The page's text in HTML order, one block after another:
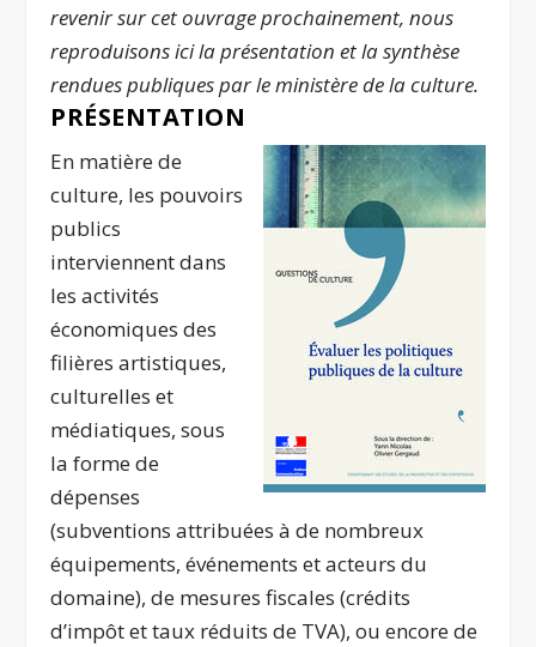
revenir sur cet ouvrage prochainement,nous
reproduisons ici la présentation et la synthèse
rendues publiques par le ministère de la culture.
PRÉSENTATION
En matière de
culture, les pouvoirs
publics
interviennent dans
les activités
économiques des
filières artistiques,
culturelles et
médiatiques, sous
la forme de
dépenses
(subventions attribuées à de nombreux
équipements, événements et acteurs du
domaine), de mesures fiscales (crédits
d’impôt et taux réduits de TVA), ou encore de